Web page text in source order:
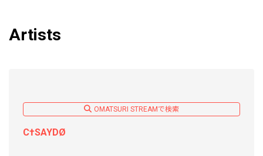
Artists
OMATSURI STREAMで検索
C†SAYDØ